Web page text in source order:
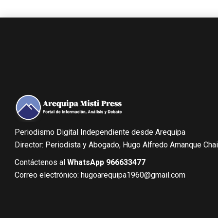
Periodismo Digital Independiente desde Arequipa
Director: Periodista y Abogado, Hugo Alfredo Amanque
Contáctenos al WhatsApp 966633477
Correo electrónico: hugoarequipa1960@gmail.com